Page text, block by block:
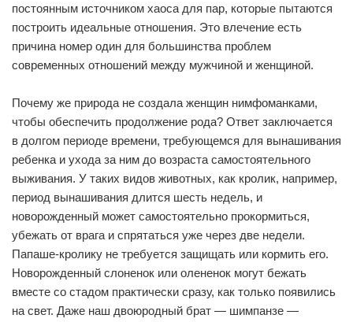
постоянным источником хаоса для пар, которые пытаются
построить идеальные отношения. Это влечение есть
причина номер один для большинства проблем
современных отношений между мужчиной и женщиной.
Почему же природа не создала женщин нимфоманками,
чтобы обеспечить продолжение рода? Ответ заключается
в долгом периоде времени, требующемся для вынашивания
ребенка и ухода за ним до возраста самостоятельного
выживания. У таких видов животных, как кролик, например,
период вынашивания длится шесть недель, и
новорожденный может самостоятельно прокормиться,
убежать от врага и спрятаться уже через две недели.
Папаше-кролику не требуется защищать или кормить его.
Новорожденный слоненок или олененок могут бежать
вместе со стадом практически сразу, как только появились
на свет. Даже наш двоюродный брат — шимпанзе —